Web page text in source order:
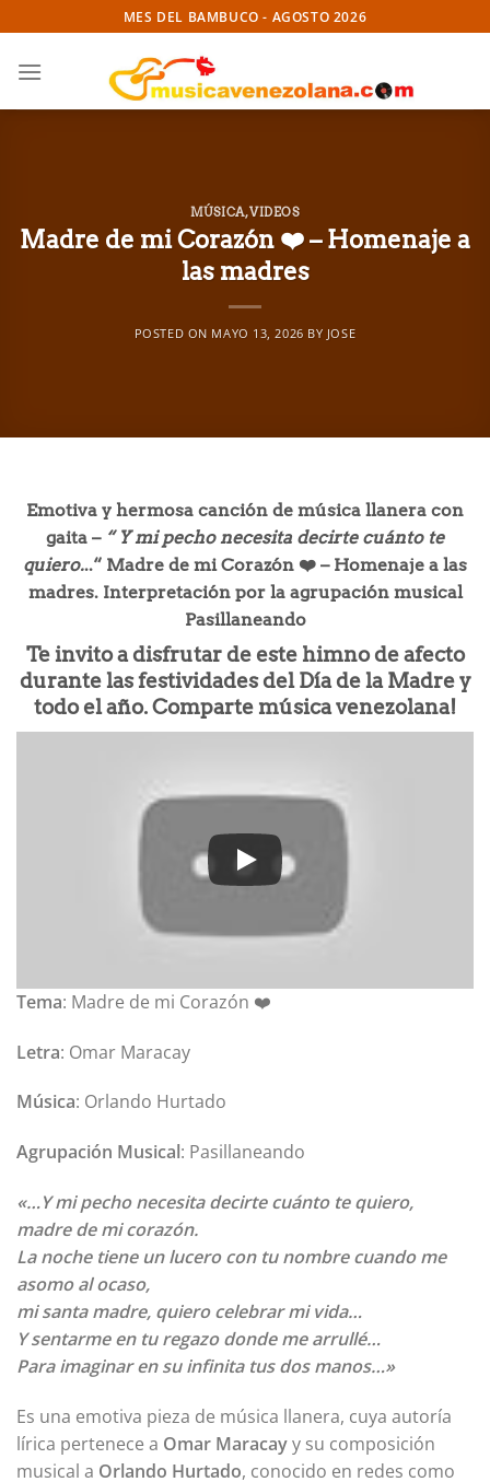
to
content
MES DEL BAMBUCO - AGOSTO 2026
MÚSICA,VIDEOS
Madre de mi Corazón ❤️ – Homenaje a
las madres
POSTED ON MAYO 13, 2026 BY JOSE
Emotiva y hermosa canción de música llanera con
gaita – “ Y mi pecho necesita decirte cuánto te
quiero...“ Madre de mi Corazón ❤️ – Homenaje a las
madres. Interpretación por la agrupación musical
Pasillaneando
Te invito a disfrutar de este himno de afecto
durante las festividades del Día de la Madre y
todo el año. Comparte música venezolana!
Tema: Madre de mi Corazón ❤️
Letra: Omar Maracay
Música: Orlando Hurtado
Agrupación Musical: Pasillaneando
«…Y mi pecho necesita decirte cuánto te quiero,
madre de mi corazón.
La noche tiene un lucero con tu nombre cuando me
asomo al ocaso,
mi santa madre, quiero celebrar mi vida…
Y sentarme en tu regazo donde me arrullé…
Para imaginar en su infinita tus dos manos…»
Es una emotiva pieza de música llanera, cuya autoría
lírica pertenece a Omar Maracayy su composición
musical a Orlando Hurtado, conocido en redes como